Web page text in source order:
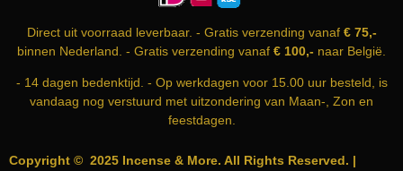
M
Direct uit voorraad leverbaar. - Gratis verzending vanaf€ 75,-
binnen Nederland. - Gratis verzending vanaf € 100,- naar België.
- 14 dagen bedenktijd. - Op werkdagen voor 15.00 uur besteld, is
vandaag nog verstuurd met uitzondering van Maan-, Zon en
feestdagen.
Copyright © 2025 Incense & More. All Rights Reserved. |